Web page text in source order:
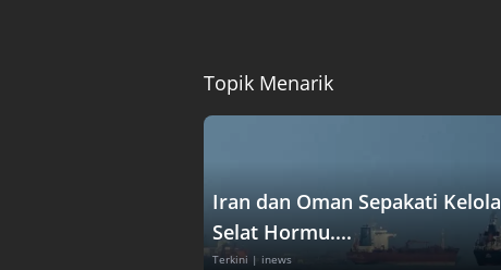
Topik Menarik
Iran dan Oman Sepakati Kelola
Selat Hormu....
Terkini | inews